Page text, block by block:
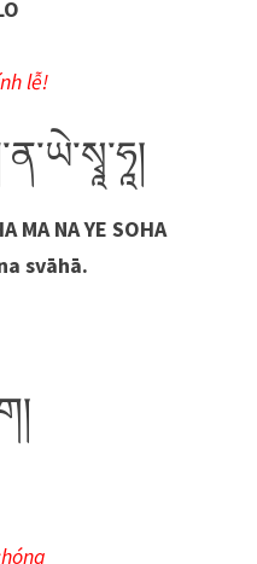
lễ!
MA NA YE SOHA
svāhā.